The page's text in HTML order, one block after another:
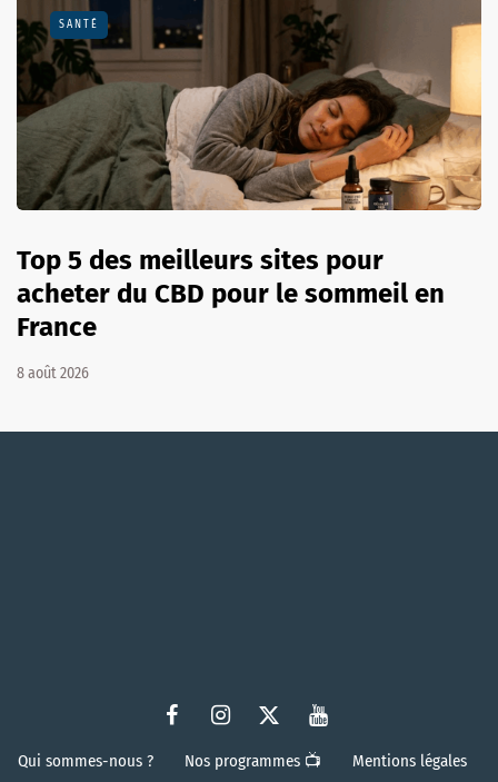
SANTÉ
Top 5 des meilleurs sites pour
acheter du CBD pour le sommeil en
France
8 août 2026
Qui sommes-nous ? Nos programmes 📺
Mentions légales